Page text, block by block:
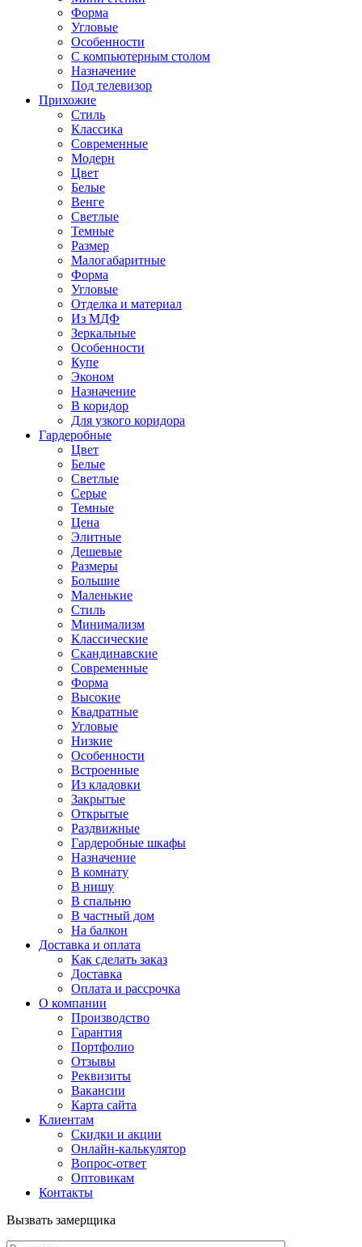
Форма
Угловые
Особенности
С компьютерным столом
Назначение
Под телевизор
Прихожие
Стиль
Классика
Современные
Модерн
Цвет
Белые
Венге
Светлые
Темные
Размер
Малогабаритные
Форма
Угловые
Отделка и материал
Из МДФ
Зеркальные
Особенности
Купе
Эконом
Назначение
В коридор
Для узкого коридора
Гардеробные
Цвет
Белые
Светлые
Серые
Темные
Цена
Элитные
Дешевые
Размеры
Большие
Маленькие
Стиль
Минимализм
Классические
Скандинавские
Современные
Форма
Высокие
Квадратные
Угловые
Низкие
Особенности
Встроенные
Из кладовки
Закрытые
Открытые
Раздвижные
Гардеробные шкафы
Назначение
В комнату
В нишу
В спальню
В частный дом
На балкон
Доставка и оплата
Как сделать заказ
Доставка
Оплата и рассрочка
О компании
Производство
Гарантия
Портфолио
Отзывы
Реквизиты
Вакансии
Карта сайта
Клиентам
Скидки и акции
Онлайн-калькулятор
Вопрос-ответ
Оптовикам
Контакты
Вызвать замерщика